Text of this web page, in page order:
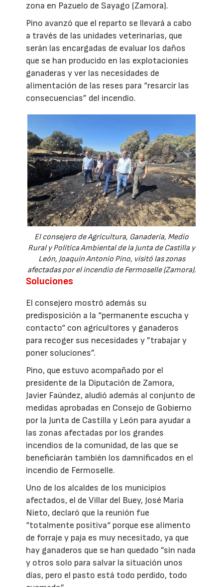
zona en Pazuelo de Sayago (Zamora).
Pino avanzó que el reparto se llevará a cabo
a través de las unidades veterinarias, que
serán las encargadas de evaluar los daños
que se han producido en las explotacionies
ganaderas y ver las necesidades de
alimentación de las reses para “resarcir las
consecuencias” del incendio.
El consejero de Agricultura, Ganadería, Medio
Rural y Política Ambiental de la Junta de Castilla y
León, Joaquín Antonio Pino, visitó las zonas
afectadas por el incendio de Fermoselle (Zamora).
Soluciones
El consejero mostró además su
predisposición a la “permanente escucha y
contacto“ con agricultores y ganaderos
para recoger sus necesidades y ”trabajar y
poner soluciones”.
Pino, que estuvo acompañado por el
presidente de la Diputación de Zamora,
Javier Faúndez, aludió además al conjunto de
medidas aprobadas en Consejo de Gobierno
por la Junta de Castilla y León para ayudar a
las zonas afectadas por los grandes
incendios de la comunidad, de las que se
beneficiarán también los damnificados en el
incendio de Fermoselle.
Uno de los alcaldes de los municipios
afectados, el de Villar del Buey, José María
Nieto, declaró que la reunión fue
“totalmente positiva“ porque ese alimento
de forraje y paja es muy necesitado, ya que
hay ganaderos que se han quedado ”sin nada
y otros solo para salvar la situación unos
días, pero el pasto está todo perdido, todo